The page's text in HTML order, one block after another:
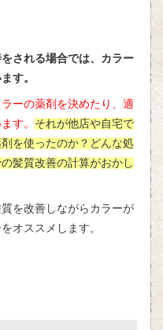
される場合では、カラー
す。
ーの薬剤を決めたり、適
す。 それが他店や自宅で
を使ったのか？どんな処
髪質改善の計算がおかし
を改善しながらカラーが
オススメします。